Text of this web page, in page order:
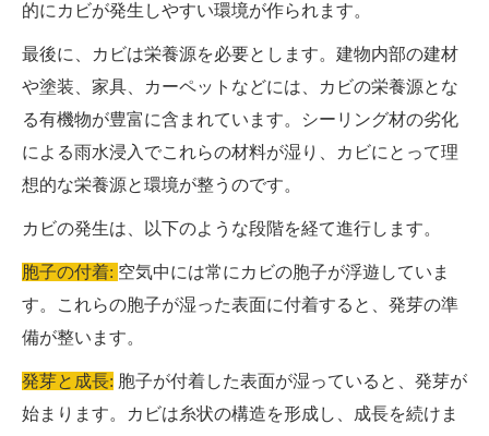
的にカビが発生しやすい環境が作られます。
最後に、カビは栄養源を必要とします。建物内部の建材
や塗装、家具、カーペットなどには、カビの栄養源とな
る有機物が豊富に含まれています。シーリング材の劣化
による雨水浸入でこれらの材料が湿り、カビにとって理
想的な栄養源と環境が整うのです。
カビの発生は、以下のような段階を経て進行します。
胞子の付着: 空気中には常にカビの胞子が浮遊していま
す。これらの胞子が湿った表面に付着すると、発芽の準
備が整います。
発芽と成長: 胞子が付着した表面が湿っていると、発芽が
始まります。カビは糸状の構造を形成し、成長を続けま